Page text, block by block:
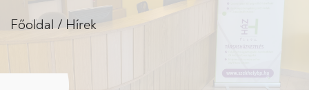
Főoldal / Hírek